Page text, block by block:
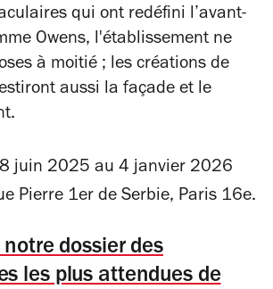
qui ont redéfini l’avant-
Owens, l'établissement ne
à moitié ; les créations de
aussi la façade et le
juin 2025 au 4 janvier 2026
Pierre 1er de Serbie, Paris 16e.
dossier des
les plus attendues de